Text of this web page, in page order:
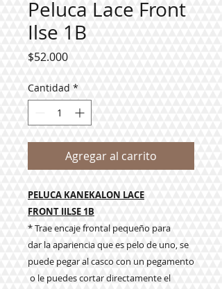
Peluca Lace Front
Ilse 1B
$52.000Precio
Cantidad *
Agregar al carrito
PELUCA KANEKALON LACE
FRONT IILSE 1B
* Trae encaje frontal pequeño para
dar la apariencia que es pelo de uno, se
puede pegar al casco con un pegamento
o le puedes cortar directamente el